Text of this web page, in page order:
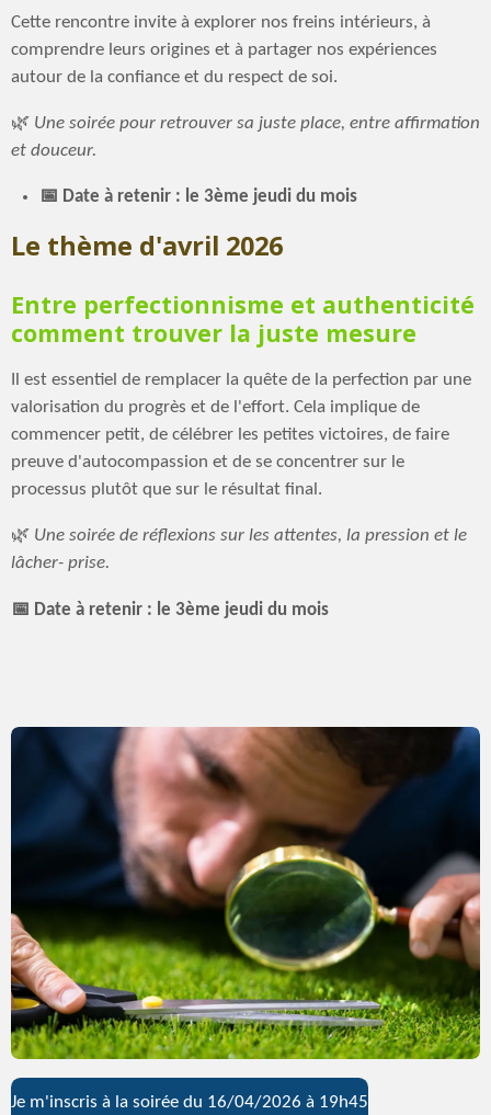
Cette rencontre invite à explorer nos freins intérieurs, à
comprendre leurs origines et à partager nos expériences
autour de la confiance et du respect de soi.
🌿 Une soirée pour retrouver sa juste place, entre affirmation
et douceur.
📅 Date à retenir : le 3ème jeudi du mois
Le thème d'avril 2026
Entre perfectionnisme et authenticité
comment trouver la juste mesure
Il est essentiel de remplacer la quête de la perfection par une
valorisation du progrès et de l'effort. Cela implique de
commencer petit, de célébrer les petites victoires, de faire
preuve d'autocompassion et de se concentrer sur le
processus plutôt que sur le résultat final.
🌿 Une soirée de réflexions sur les attentes, la pression et le
lâcher- prise.
📅 Date à retenir : le 3ème jeudi du mois
Je m'inscris à la soirée du 16/04/2026 à 19h45